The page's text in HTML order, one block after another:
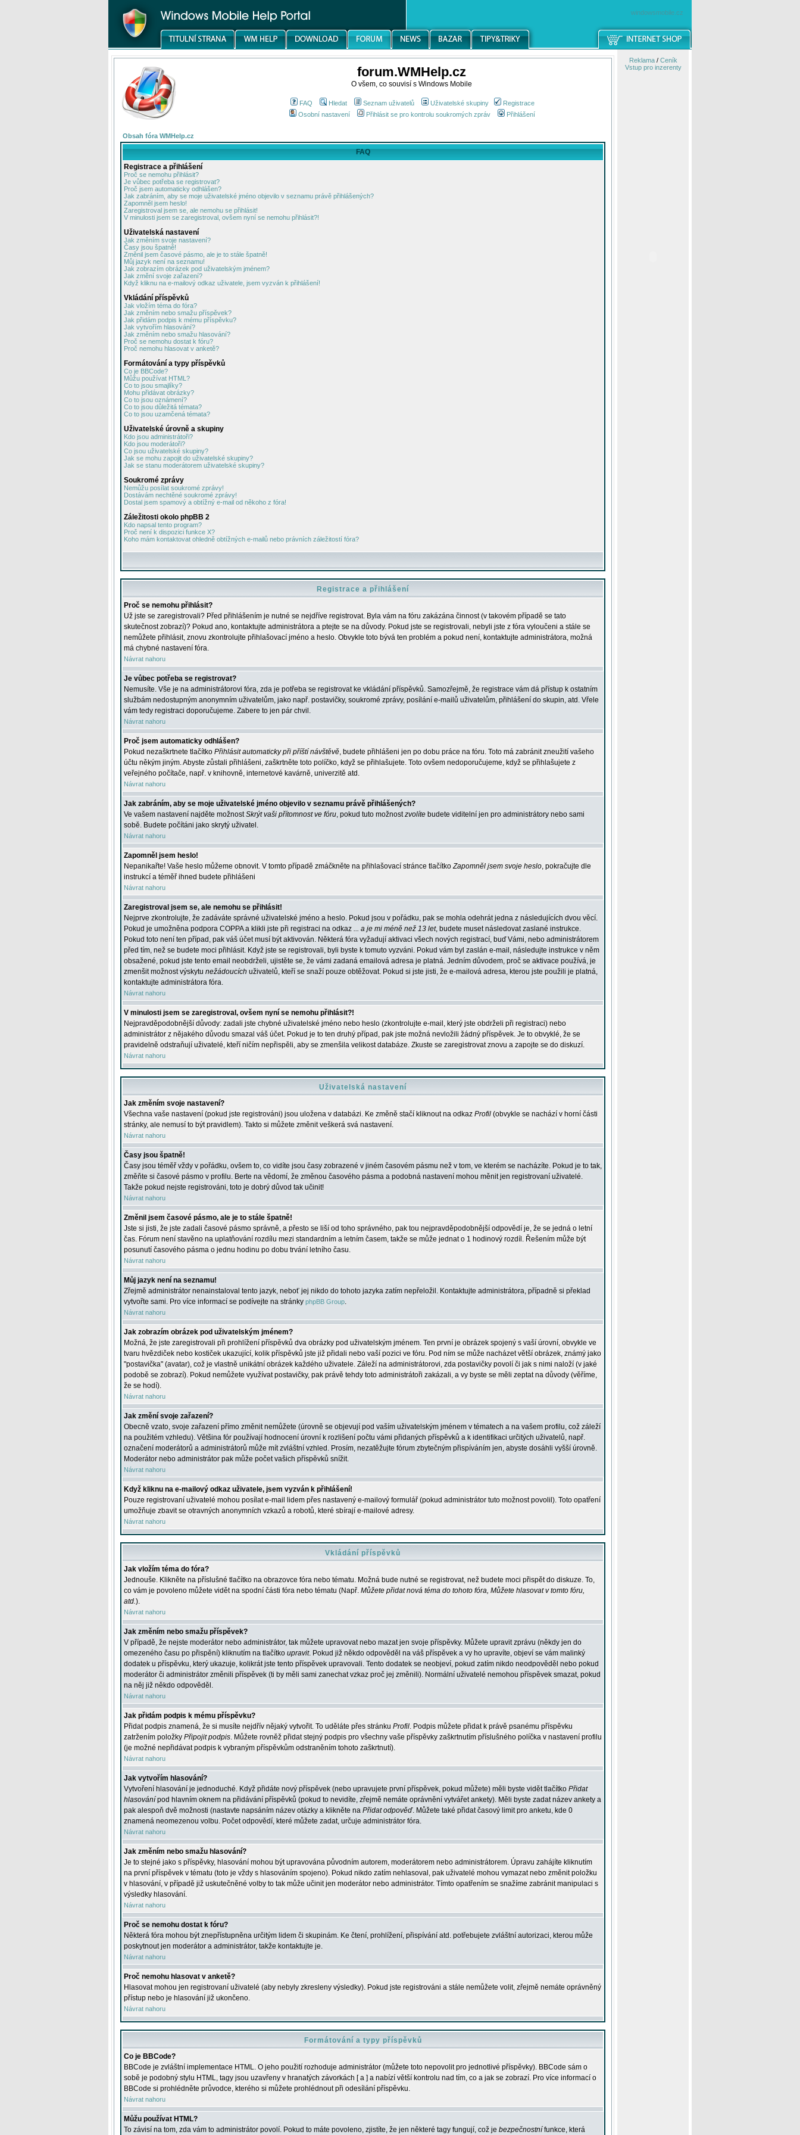
windowsmobile.cz
forum.WMHelp.cz
O všem, co souvisí s Windows Mobile
FAQ Hledat Seznam uživatelů Uživatelské skupiny
Registrace
Osobní nastavení
Přihlásit se pro kontrolu soukromých zpráv Přihlášení
Obsah fóra WMHelp.cz
FAQ
Registrace a přihlášení
Proč se nemohu přihlásit?
Je vůbec potřeba se registrovat?
Proč jsem automaticky odhlášen?
Jak zabráním, aby se moje uživatelské jméno objevilo v seznamu právě přihlášených?
Zapomněl jsem heslo!
Zaregistroval jsem se, ale nemohu se přihlásit!
V minulosti jsem se zaregistroval, ovšem nyní se nemohu přihlásit?!
Uživatelská nastavení
Jak změním svoje nastavení?
Časy jsou špatně!
Změnil jsem časové pásmo, ale je to stále špatně!
Můj jazyk není na seznamu!
Jak zobrazím obrázek pod uživatelským jménem?
Jak změní svoje zařazení?
Když kliknu na e-mailový odkaz uživatele, jsem vyzván k přihlášení!
Vkládání příspěvků
Jak vložím téma do fóra?
Jak změním nebo smažu příspěvek?
Jak přidám podpis k mému příspěvku?
Jak vytvořím hlasování?
Jak změním nebo smažu hlasování?
Proč se nemohu dostat k fóru?
Proč nemohu hlasovat v anketě?
Formátování a typy příspěvků
Co je BBCode?
Můžu používat HTML?
Co to jsou smajlíky?
Mohu přidávat obrázky?
Co to jsou oznámení?
Co to jsou důležitá témata?
Co to jsou uzamčená témata?
Uživatelské úrovně a skupiny
Kdo jsou administrátoři?
Kdo jsou moderátoři?
Co jsou uživatelské skupiny?
Jak se mohu zapojit do uživatelské skupiny?
Jak se stanu moderátorem uživatelské skupiny?
Soukromé zprávy
Nemůžu posílat soukromé zprávy!
Dostávám nechtěné soukromé zprávy!
Dostal jsem spamový a obtížný e-mail od někoho z fóra!
Záležitosti okolo phpBB 2
Kdo napsal tento program?
Proč není k dispozici funkce X?
Koho mám kontaktovat ohledně obtížných e-mailů nebo právních záležitostí fóra?
Registrace a přihlášení
Proč se nemohu přihlásit?
Už jste se zaregistrovali? Před přihlášením je nutné se nejdříve registrovat. Byla vám na fóru zakázána činnost (v takovém případě se tato
skutečnost zobrazí)? Pokud ano, kontaktujte administrátora a ptejte se na důvody. Pokud jste se registrovali, nebyli jste z fóra vyloučeni a stále se
nemůžete přihlásit, znovu zkontrolujte přihlašovací jméno a heslo. Obvykle toto bývá ten problém a pokud není, kontaktujte administrátora, možná
má chybné nastavení fóra.
Návrat nahoru
Je vůbec potřeba se registrovat?
Nemusíte. Vše je na administrátorovi fóra, zda je potřeba se registrovat ke vkládání příspěvků. Samozřejmě, že registrace vám dá přístup k ostatním
službám nedostupným anonymním uživatelům, jako např. postavičky, soukromé zprávy, posílání e-mailů uživatelům, přihlášení do skupin, atd. Vřele
vám tedy registraci doporučujeme. Zabere to jen pár chvil.
Návrat nahoru
Proč jsem automaticky odhlášen?
Pokud nezaškrtnete tlačítko Přihlásit automaticky při příští návštěvě, budete přihlášeni jen po dobu práce na fóru. Toto má zabránit zneužití vašeho
účtu někým jiným. Abyste zůstali přihlášeni, zaškrtněte toto políčko, když se přihlašujete. Toto ovšem nedoporučujeme, když se přihlašujete z
veřejného počítače, např. v knihovně, internetové kavárně, univerzitě atd.
Návrat nahoru
Jak zabráním, aby se moje uživatelské jméno objevilo v seznamu právě přihlášených?
Ve vašem nastavení najděte možnostSkrýt vaši přítomnost ve fóru, pokud tuto možnostzvolíte budete viditelní jen pro administrátory nebo sami
sobě. Budete počítáni jako skrytý uživatel.
Návrat nahoru
Zapomněl jsem heslo!
Nepanikařte! Vaše heslo můžeme obnovit. V tomto případě zmáčkněte na přihlašovací stránce tlačítkoZapomněl jsem svoje heslo, pokračujte dle
instrukcí a téměř ihned budete přihlášeni
Návrat nahoru
Zaregistroval jsem se, ale nemohu se přihlásit!
Nejprve zkontrolujte, že zadáváte správné uživatelské jméno a heslo. Pokud jsou v pořádku, pak se mohla odehrát jedna z následujících dvou věcí.
Pokud je umožněna podpora COPPA a klikli jste při registraci na odkaz ... a je mi méně než 13 let, budete muset následovat zaslané instrukce.
Pokud toto není ten případ, pak váš účet musí být aktivován. Některá fóra vyžadují aktivaci všech nových registrací, buď Vámi, nebo administrátorem
před tím, než se budete moci přihlásit. Když jste se registrovali, byli byste k tomuto vyzváni. Pokud vám byl zaslán e-mail, následujte instrukce v něm
obsažené, pokud jste tento email neobdrželi, ujistěte se, že vámi zadaná emailová adresa je platná. Jedním důvodem, proč se aktivace používá, je
zmenšit možnost výskytu nežádoucích uživatelů, kteří se snaží pouze obtěžovat. Pokud si jste jisti, že e-mailová adresa, kterou jste použili je platná,
kontaktujte administrátora fóra.
Návrat nahoru
V minulosti jsem se zaregistroval, ovšem nyní se nemohu přihlásit?!
Nejpravděpodobnější důvody: zadali jste chybné uživatelské jméno nebo heslo (zkontrolujte e-mail, který jste obdrželi při registraci) nebo
administrátor z nějakého důvodu smazal váš účet. Pokud je to ten druhý případ, pak jste možná nevložili žádný příspěvek. Je to obvyklé, že se
pravidelně odstraňují uživatelé, kteří ničím nepřispěli, aby se zmenšila velikost databáze. Zkuste se zaregistrovat znovu a zapojte se do diskuzí.
Návrat nahoru
Uživatelská nastavení
Jak změním svoje nastavení?
Všechna vaše nastavení (pokud jste registrováni) jsou uložena v databázi. Ke změně stačí kliknout na odkaz Profil (obvykle se nachází v horní části
stránky, ale nemusí to být pravidlem). Takto si můžete změnit veškerá svá nastavení.
Návrat nahoru
Časy jsou špatně!
Časy jsou téměř vždy v pořádku, ovšem to, co vidíte jsou časy zobrazené v jiném časovém pásmu než v tom, ve kterém se nacházíte. Pokud je to tak,
změňte si časové pásmo v profilu. Berte na vědomí, že změnou časového pásma a podobná nastavení mohou měnit jen registrovaní uživatelé.
Takže pokud nejste registrováni, toto je dobrý důvod tak učinit!
Návrat nahoru
Změnil jsem časové pásmo, ale je to stále špatně!
Jste si jisti, že jste zadali časové pásmo správně, a přesto se liší od toho správného, pak tou nejpravděpodobnější odpovědí je, že se jedná o letní
čas. Fórum není stavěno na uplatňování rozdílu mezi standardním a letním časem, takže se může jednat o 1 hodinový rozdíl. Řešením může být
posunutí časového pásma o jednu hodinu po dobu trvání letního času.
Návrat nahoru
Můj jazyk není na seznamu!
Zřejmě administrátor nenainstaloval tento jazyk, neboť jej nikdo do tohoto jazyka zatím nepřeložil. Kontaktujte administrátora, případně si překlad
vytvořte sami. Pro více informací se podívejte na stránky phpBB Group.
Návrat nahoru
Jak zobrazím obrázek pod uživatelským jménem?
Možná, že jste zaregistrovali při prohlížení příspěvků dva obrázky pod uživatelským jménem. Ten první je obrázek spojený s vaší úrovní, obvykle ve
tvaru hvězdiček nebo kostiček ukazující, kolik příspěvků jste již přidali nebo vaší pozici ve fóru. Pod ním se může nacházet větší obrázek, známý jako
"postavička" (avatar), což je vlastně unikátní obrázek každého uživatele. Záleží na administrátorovi, zda postavičky povolí či jak s nimi naloží (v jaké
podobě se zobrazí). Pokud nemůžete využívat postavičky, pak právě tehdy toto administrátoři zakázali, a vy byste se měli zeptat na důvody (věříme,
že se hodí).
Návrat nahoru
Jak změní svoje zařazení?
Obecně vzato, svoje zařazení přímo změnit nemůžete (úrovně se objevují pod vaším uživatelským jménem v tématech a na vašem profilu, což záleží
na použitém vzhledu). Většina fór používají hodnocení úrovní k rozlišení počtu vámi přidaných příspěvků a k identifikaci určitých uživatelů, např.
označení moderátorů a administrátorů může mít zvláštní vzhled. Prosím, nezatěžujte fórum zbytečným přispíváním jen, abyste dosáhli vyšší úrovně.
Moderátor nebo administrátor pak může počet vašich příspěvků snížit.
Návrat nahoru
Když kliknu na e-mailový odkaz uživatele, jsem vyzván k přihlášení!
Pouze registrovaní uživatelé mohou posílat e-mail lidem přes nastavený e-mailový formulář (pokud administrátor tuto možnost povolil). Toto opatření
umožňuje zbavit se otravných anonymních vzkazů a robotů, které sbírají e-mailové adresy.
Návrat nahoru
Vkládání příspěvků
Jak vložím téma do fóra?
Jednouše. Klikněte na příslušné tlačítko na obrazovce fóra nebo tématu. Možná bude nutné se registrovat, než budete moci přispět do diskuze. To,
co vám je povoleno můžete vidět na spodní části fóra nebo tématu (Např. Můžete přidat nová téma do tohoto fóra, Můžete hlasovat v tomto fóru,
atd.).
Návrat nahoru
Jak změním nebo smažu příspěvek?
V případě, že nejste moderátor nebo administrátor, tak můžete upravovat nebo mazat jen svoje příspěvky. Můžete upravit zprávu (někdy jen do
omezeného času po přispění) kliknutím na tlačítko upravit. Pokud již někdo odpověděl na váš příspěvek a vy ho upravíte, objeví se vám malinký
dodatek u příspěvku, který ukazuje, kolikrát jste tento příspěvek upravovali. Tento dodatek se neobjeví, pokud zatím nikdo neodpověděl nebo pokud
moderátor či administrátor změnili příspěvek (ti by měli sami zanechat vzkaz proč jej změnili). Normální uživatelé nemohou příspěvek smazat, pokud
na něj již někdo odpověděl.
Návrat nahoru
Jak přidám podpis k mému příspěvku?
Přidat podpis znamená, že si musíte nejdřív nějaký vytvořit. To uděláte přes stránku Profil. Podpis můžete přidat k právě psanému příspěvku
zatržením položky Připojit podpis. Můžete rovněž přidat stejný podpis pro všechny vaše příspěvky zaškrtnutím příslušného políčka v nastavení profilu
(je možné nepřidávat podpis k vybraným příspěvkům odstraněním tohoto zaškrtnutí).
Návrat nahoru
Jak vytvořím hlasování?
Vytvoření hlasování je jednoduché. Když přidáte nový příspěvek (nebo upravujete první příspěvek, pokud můžete) měli byste vidět tlačítko Přidat
hlasování pod hlavním oknem na přidávání příspěvků (pokud to nevidíte, zřejmě nemáte oprávnění vytvářet ankety). Měli byste zadat název ankety a
pak alespoň dvě možnosti (nastavte napsáním název otázky a klikněte na Přidat odpověď. Můžete také přidat časový limit pro anketu, kde 0
znamená neomezenou volbu. Počet odpovědí, které můžete zadat, určuje administrátor fóra.
Návrat nahoru
Jak změním nebo smažu hlasování?
Je to stejné jako s příspěvky, hlasování mohou být upravována původním autorem, moderátorem nebo administrátorem. Úpravu zahájíte kliknutím
na první příspěvek v tématu (toto je vždy s hlasováním spojeno). Pokud nikdo zatím nehlasoval, pak uživatelé mohou vymazat nebo změnit položku
v hlasování, v případě již uskutečněné volby to tak může učinit jen moderátor nebo administrátor. Tímto opatřením se snažíme zabránit manipulaci s
výsledky hlasování.
Návrat nahoru
Proč se nemohu dostat k fóru?
Některá fóra mohou být znepřístupněna určitým lidem či skupinám. Ke čtení, prohlížení, přispívání atd. potřebujete zvláštní autorizaci, kterou může
poskytnout jen moderátor a administrátor, takže kontaktujte je.
Návrat nahoru
Proč nemohu hlasovat v anketě?
Hlasovat mohou jen registrovaní uživatelé (aby nebyly zkresleny výsledky). Pokud jste registrováni a stále nemůžete volit, zřejmě nemáte oprávněný
přístup nebo je hlasování již ukončeno.
Návrat nahoru
Formátování a typy příspěvků
Co je BBCode?
BBCode je zvláštní implementace HTML. O jeho použití rozhoduje administrátor (můžete toto nepovolit pro jednotlivé příspěvky). BBCode sám o
sobě je podobný stylu HTML, tagy jsou uzavřeny v hranatých závorkách [ a ] a nabízí větší kontrolu nad tím, co a jak se zobrazí. Pro více informací o
BBCode si prohlédněte průvodce, kterého si můžete prohlédnout při odesílání příspěvku.
Návrat nahoru
Můžu používat HTML?
To závisí na tom, zda vám to administrátor povolí. Pokud to máte povoleno, zjistíte, že jen některé tagy fungují, což je bezpečnostní funkce, která
Reklama/ Ceník
Vstup pro inzerenty